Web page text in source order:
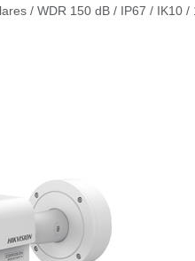
/ WDR 150 dB / IP67 / IK10